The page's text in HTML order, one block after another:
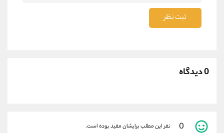
ثبت نظر
0 دیدگاه
0 نفر این مطلب برایشان مفید بوده است.